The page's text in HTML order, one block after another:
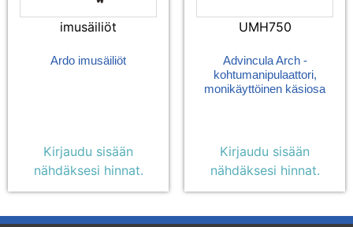
imusäiliöt
Ardo imusäiliöt
Kirjaudu sisään
nähdäksesi hinnat.
UMH750
Advincula Arch -
kohtumanipulaattori,
monikäyttöinen käsiosa
Kirjaudu sisään
nähdäksesi hinnat.